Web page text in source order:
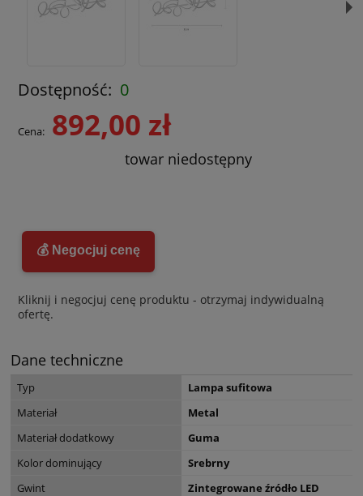
Dostępność: 0
Cena: 892,00 zł
towar niedostępny
💰 Negocjuj cenę
Kliknij i negocjuj cenę produktu - otrzymaj indywidualną
ofertę.
Dane techniczne
Typ
Lampa sufitowa
Materiał
Metal
Materiał dodatkowy
Guma
Kolor dominujący
Srebrny
Gwint
Zintegrowane źródło LED